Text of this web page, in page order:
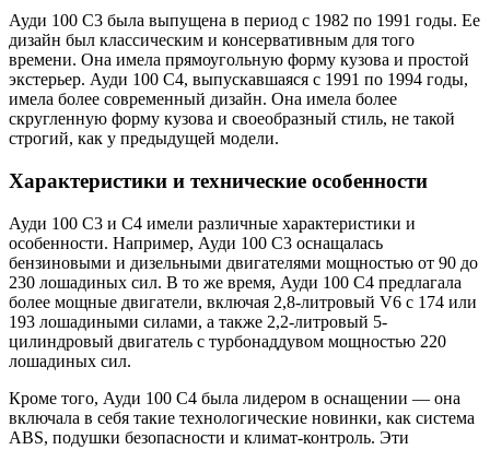
Ауди 100 С3 была выпущена в период с 1982 по 1991 годы. Ее
дизайн был классическим и консервативным для того
времени. Она имела прямоугольную форму кузова и простой
экстерьер. Ауди 100 С4, выпускавшаяся с 1991 по 1994 годы,
имела более современный дизайн. Она имела более
скругленную форму кузова и своеобразный стиль, не такой
строгий, как у предыдущей модели.
Характеристики и технические особенности
Ауди 100 С3 и С4 имели различные характеристики и
особенности. Например, Ауди 100 С3 оснащалась
бензиновыми и дизельными двигателями мощностью от 90 до
230 лошадиных сил. В то же время, Ауди 100 С4 предлагала
более мощные двигатели, включая 2,8-литровый V6 с 174 или
193 лошадиными силами, а также 2,2-литровый 5-
цилиндровый двигатель с турбонаддувом мощностью 220
лошадиных сил.
Кроме того, Ауди 100 С4 была лидером в оснащении — она
включала в себя такие технологические новинки, как система
ABS, подушки безопасности и климат-контроль. Эти